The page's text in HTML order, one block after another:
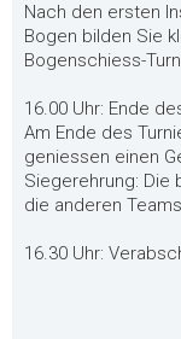
Nach den ersten
Bogen bilden Sie
Bogenschiess-
16.00 Uhr: Ende
Am Ende des
geniessen einen
Siegerehrung: Die
die anderen
16.30 Uhr: